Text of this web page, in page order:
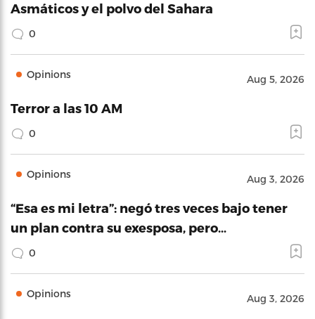
Asmáticos y el polvo del Sahara
0
Opinions Aug 5, 2026
Terror a las 10 AM
0
Opinions Aug 3, 2026
“Esa es mi letra”: negó tres veces bajo tener
un plan contra su exesposa, pero…
0
Opinions Aug 3, 2026